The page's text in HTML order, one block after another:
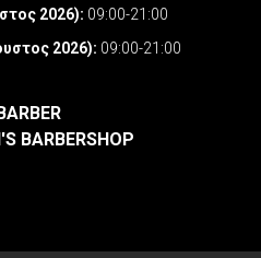
2026): 09:00-21:00
2026): 09:00-21:00
BARBERSHOP